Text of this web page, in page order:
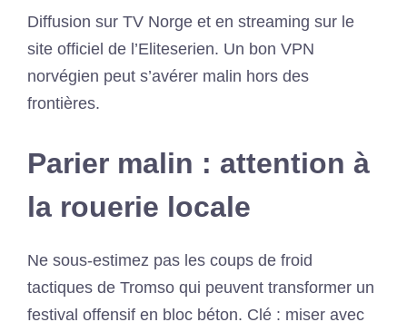
Diffusion sur TV Norge et en streaming sur le
site officiel de l’Eliteserien. Un bon VPN
norvégien peut s’avérer malin hors des
frontières.
Parier malin : attention à
la rouerie locale
Ne sous-estimez pas les coups de froid
tactiques de Tromso qui peuvent transformer un
festival offensif en bloc béton. Clé : miser avec